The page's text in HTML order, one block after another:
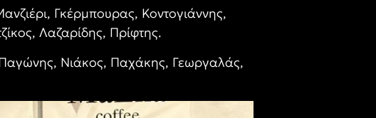
Γκέρμπουρας, Κοντογιάννης,
Λαζαρίδης, Πρίφτης.
Νιάκος, Παχάκης, Γεωργαλάς,